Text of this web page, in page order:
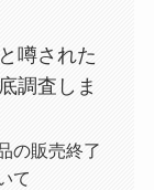
噂された
調査しま
の販売終了
て